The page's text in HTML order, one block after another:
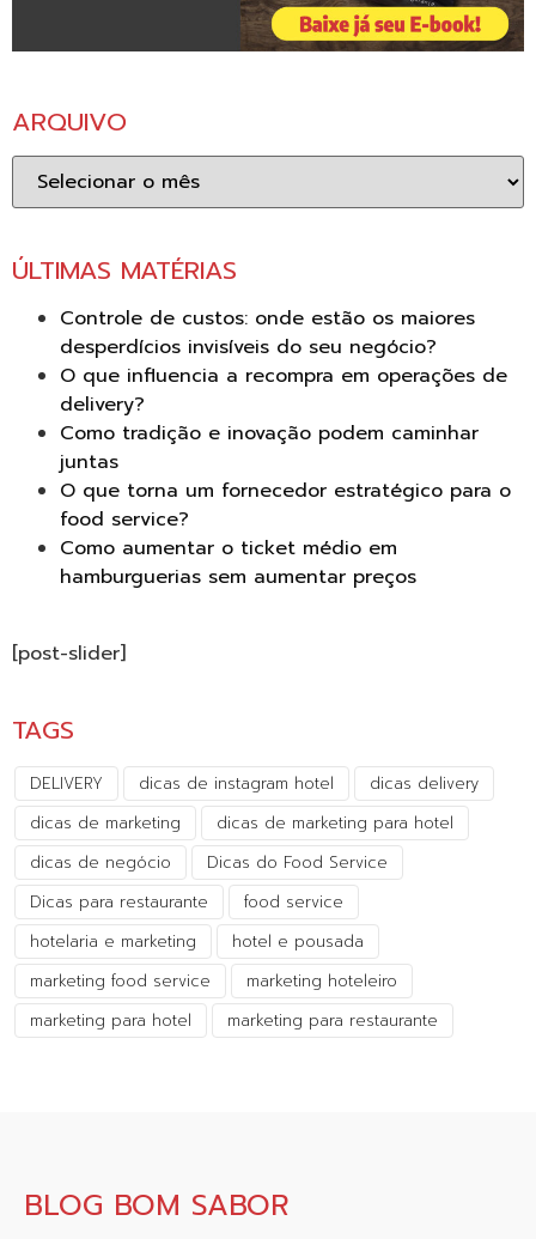
ARQUIVO
Arquivo
ÚLTIMAS MATÉRIAS
Controle de custos: onde estão os maiores
desperdícios invisíveis do seu negócio?
O que influencia a recompra em operações de
delivery?
Como tradição e inovação podem caminhar
juntas
O que torna um fornecedor estratégico para o
food service?
Como aumentar o ticket médio em
hamburguerias sem aumentar preços
[post-slider]
TAGS
DELIVERY dicas de instagram hotel
dicas delivery
dicas de marketing
dicas de marketing para hotel
dicas de negócio
Dicas do Food Service
Dicas para restaurante
food service
hotelaria e marketing
hotel e pousada
marketing food service
marketing hoteleiro
marketing para hotel
marketing para restaurante
BLOG BOM SABOR